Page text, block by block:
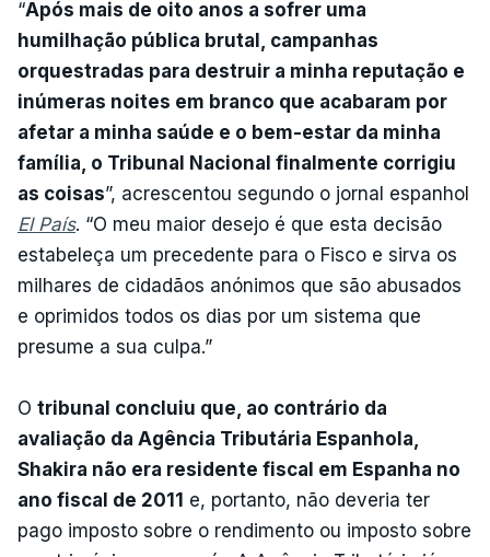
“Após mais de oito anos a sofrer uma
humilhação pública brutal, campanhas
orquestradas para destruir a minha reputação e
inúmeras noites em branco que acabaram por
afetar a minha saúde e o bem-estar da minha
família, o Tribunal Nacional finalmente corrigiu
as coisas”, acrescentou segundo o jornal espanhol
El País. “O meu maior desejo é que esta decisão
estabeleça um precedente para o Fisco e sirva os
milhares de cidadãos anónimos que são abusados
e oprimidos todos os dias por um sistema que
presume a sua culpa.”
O tribunal concluiu que, ao contrário da
avaliação da Agência Tributária Espanhola,
Shakira não era residente fiscal em Espanha no
ano fiscal de 2011 e, portanto, não deveria ter
pago imposto sobre o rendimento ou imposto sobre